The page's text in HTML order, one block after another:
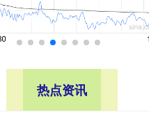
热点资讯